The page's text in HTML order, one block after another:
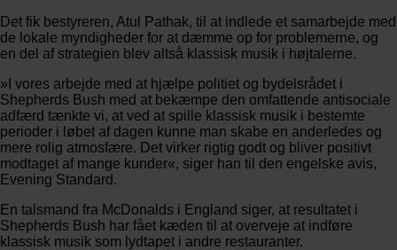
Det fik bestyreren, Atul Pathak, til at indlede et samarbejde med
de lokale myndigheder for at dæmme op for problemerne, og
en del af strategien blev altså klassisk musik i højtalerne.
»I vores arbejde med at hjælpe politiet og bydelsrådet i
Shepherds Bush med at bekæmpe den omfattende antisociale
adfærd tænkte vi, at ved at spille klassisk musik i bestemte
perioder i løbet af dagen kunne man skabe en anderledes og
mere rolig atmosfære. Det virker rigtig godt og bliver positivt
modtaget af mange kunder«, siger han til den engelske avis,
Evening Standard.
En talsmand fra McDonalds i England siger, at resultatet i
Shepherds Bush har fået kæden til at overveje at indføre
klassisk musik som lydtapet i andre restauranter.